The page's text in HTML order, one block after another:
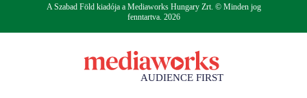
A Szabad Föld kiadója a Mediaworks Hungary Zrt. © Minden jog
fenntartva. 2026